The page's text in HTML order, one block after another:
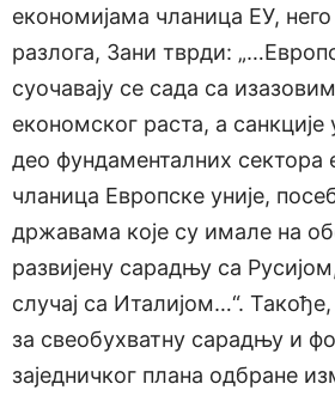
економијама чланица ЕУ,
разлога, Зани тврди:
суочавају се сада са
економског раста, а санкције
део фундаменталних сектора
чланица Европске уније,
државама које су имале на
развијену сарадњу са
случај са Италијом…“.
за свеобухватну сарадњу и
заједничког плана одбране